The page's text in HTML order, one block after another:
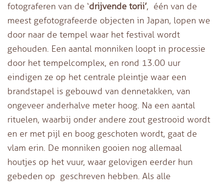
fotograferen van de ‘drijvende torii’, één van de
meest gefotografeerde objecten in Japan, lopen we
door naar de tempel waar het festival wordt
gehouden. Een aantal monniken loopt in processie
door het tempelcomplex, en rond 13.00 uur
eindigen ze op het centrale pleintje waar een
brandstapel is gebouwd van dennetakken, van
ongeveer anderhalve meter hoog. Na een aantal
rituelen, waarbij onder andere zout gestrooid wordt
en er met pijl en boog geschoten wordt, gaat de
vlam erin. De monniken gooien nog allemaal
houtjes op het vuur, waar gelovigen eerder hun
gebeden op geschreven hebben. Als alle